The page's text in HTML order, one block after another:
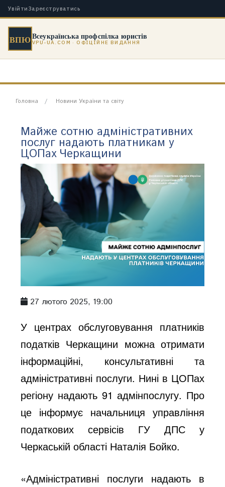
Увійти Зареєструватись
ВПЮВсеукраїнська профспілка юристів
VPU-UA.COM · ОФІЦІЙНЕ ВИДАННЯ
Головна Новини України та світу
Майже сотню адміністративних
послуг надають платникам у
ЦОПах Черкащини
27 лютого 2025, 19:00
У центрах обслуговування платників
податків Черкащини можна отримати
інформаційні, консультативні та
адміністративні послуги. Нині в ЦОПах
регіону надають 91 адмінпослугу. Про
це інформує начальниця управління
податкових сервісів ГУ ДПС у
Черкаській області Наталія Бойко.
«Адміністративні послуги надають в